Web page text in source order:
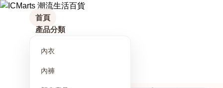
首頁
產品分類
內衣
內褲